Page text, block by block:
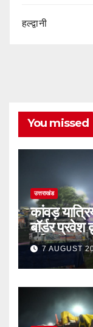
हल्द्वानी
You missed
उत्तराखंड
कांवड़
बॉर्डर प्रवेश
गई रंगीन
7 AUGUST